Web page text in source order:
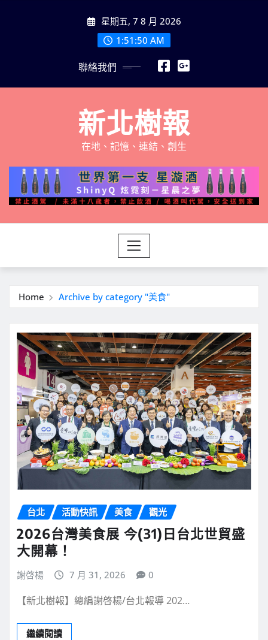
星期五, 7 8 月 2026
1:51:52 AM
聯絡我們
新北樹報
在地、記憶、連結、創生
Home Archive by category "美食"
台北 活動快訊 美食 觀光
2026台灣美食展 今(31)日台北世貿盛
大開幕！
謝啓楊 7 月 31, 2026 0
【新北樹報】總編謝啓楊/台北報導 202…
繼續閱讀